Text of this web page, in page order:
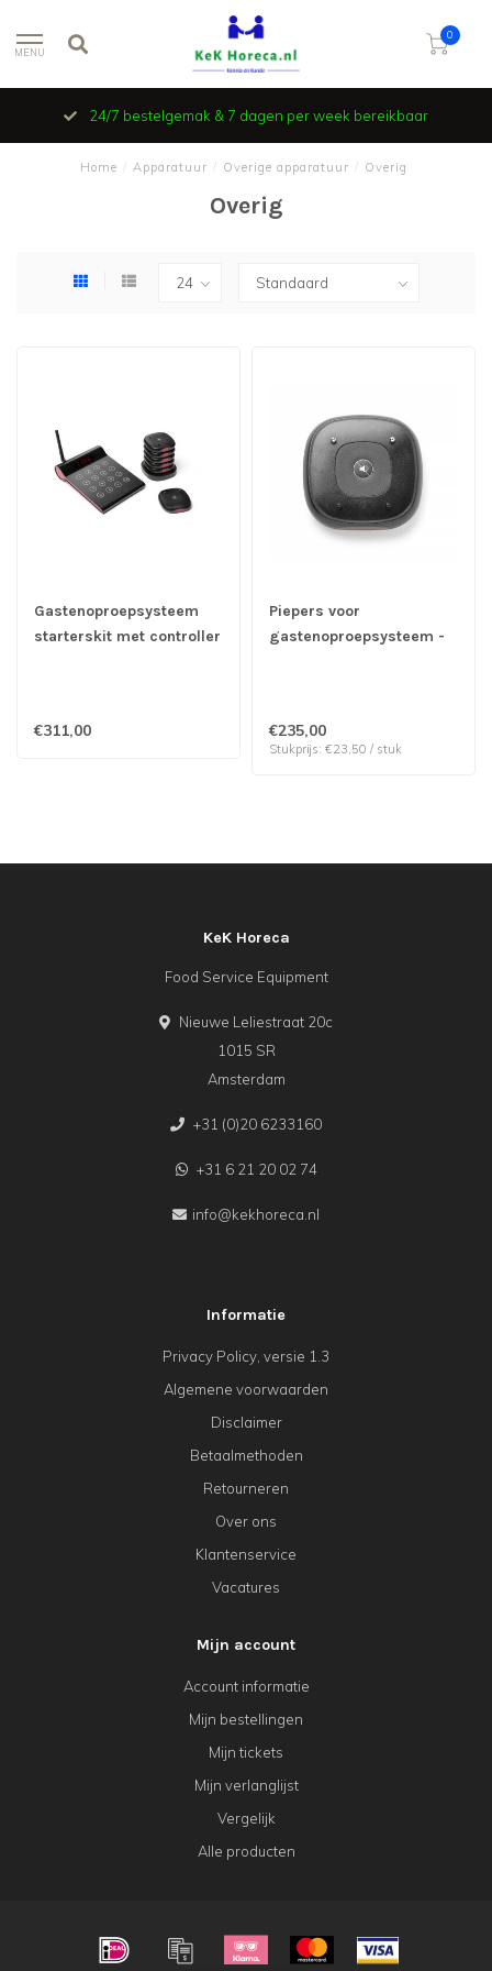
MENU
0
24/7 bestelgemak & 7 dagen per week bereikbaar
Home Apparatuur Overige apparatuur Overig
Overig
Gastenoproepsysteem
starterskit met controller
€311,00
Piepers voor
gastenoproepsysteem -
€235,00
Stukprijs: €23,50 / stuk
KeK Horeca
Food Service Equipment
Nieuwe Leliestraat 20c
1015 SR
Amsterdam
+31 (0)20 6233160
+31 6 21 20 02 74
info@kekhoreca.nl
Informatie
Privacy Policy, versie 1.3
Algemene voorwaarden
Disclaimer
Betaalmethoden
Retourneren
Over ons
Klantenservice
Vacatures
Mijn account
Account informatie
Mijn bestellingen
Mijn tickets
Mijn verlanglijst
Vergelijk
Alle producten